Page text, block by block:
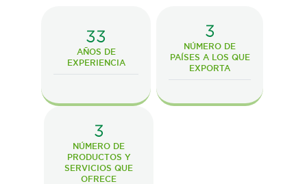
33
AÑOS DE
EXPERIENCIA
3
NÚMERO DE
PAÍSES A LOS QUE
EXPORTA
3
NÚMERO DE
PRODUCTOS Y
SERVICIOS QUE
OFRECE